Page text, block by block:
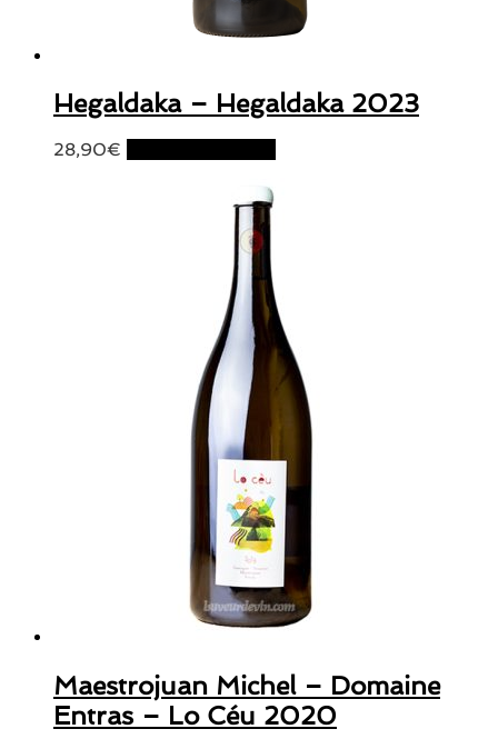
Hegaldaka – Hegaldaka 2023
28,90€
Maestrojuan Michel – Domaine
Entras – Lo Céu 2020